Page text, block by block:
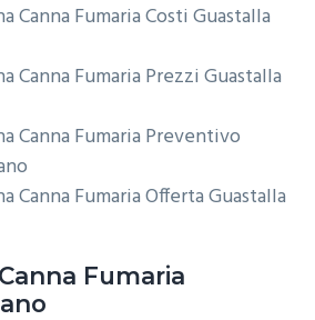
Canna Fumaria Costi Guastalla
Canna Fumaria Prezzi Guastalla
Canna Fumaria Preventivo
Canna Fumaria Offerta Guastalla
Canna Fumaria